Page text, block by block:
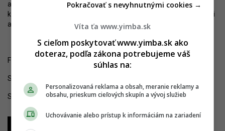
a postupným odbúravaním mohutného nemocničného komplexu,
ktorý v danej lokalite – na kopci len s dvoma prístupovými cestami
a uprostred obytnej štvrte – nemal nikdy vzniknúť.
Fotografie z 19.1.2019.
Sledujte YIM.BA na
Sledujte YIM.BA na YouTube .
Víta ťa www.yimba.sk
S cieľom poskytovať www.yimba.sk ako
doteraz, podľa zákona potrebujeme váš
súhlas na:
Personalizovaná reklama a obsah, meranie reklamy a
obsahu, prieskum cieľových skupín a vývoj služieb
Uchovávanie alebo prístup k informáciám na zariadení
Pokračovať s nevyhnutnými cookies →